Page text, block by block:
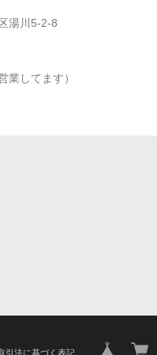
湯川5-2-8
業してます）
引法に基づく表記